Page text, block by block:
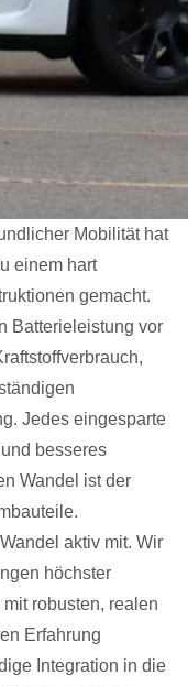
Mobilität hat
einem hart
gemacht.
Batterieleistung vor
Jedes eingesparte
besseres
Wandel ist der
aktiv mit. Wir
höchster
robusten, realen
Erfahrung
Integration in die